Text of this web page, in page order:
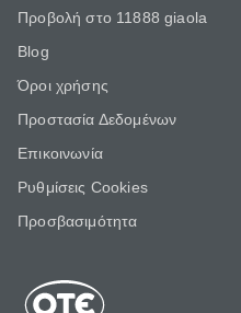
Προβολή στο 11888 giaola
Blog
Όροι χρήσης
Προστασία Δεδομένων
Επικοινωνία
Ρυθμίσεις Cookies
Προσβασιμότητα